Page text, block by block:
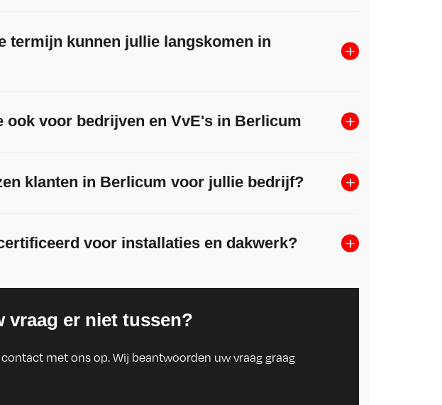
termijn kunnen jullie langskomen in
ook voor bedrijven en VvE's in Berlicum
klanten in Berlicum voor jullie bedrijf?
voor installaties en dakwerk?
vraag er niet tussen?
met ons op. Wij beantwoorden uw vraag graag